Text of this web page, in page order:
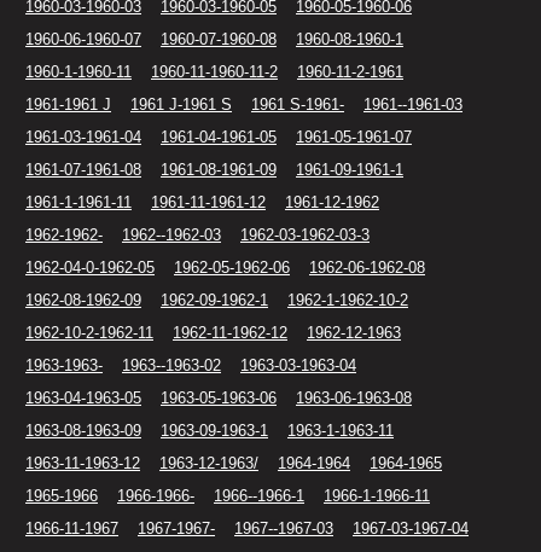
1960-03-1960-03
1960-03-1960-05
1960-05-1960-06
1960-06-1960-07
1960-07-1960-08
1960-08-1960-1
1960-1-1960-11
1960-11-1960-11-2
1960-11-2-1961
1961-1961 J
1961 J-1961 S 1961 S-1961-
1961--1961-03
1961-03-1961-04
1961-04-1961-05
1961-05-1961-07
1961-07-1961-08
1961-08-1961-09
1961-09-1961-1
1961-1-1961-11
1961-11-1961-12
1961-12-1962
1962-1962-
1962--1962-03
1962-03-1962-03-3
1962-04-0-1962-05
1962-05-1962-06
1962-06-1962-08
1962-08-1962-09
1962-09-1962-1
1962-1-1962-10-2
1962-10-2-1962-11
1962-11-1962-12
1962-12-1963
1963-1963-
1963--1963-02
1963-03-1963-04
1963-04-1963-05
1963-05-1963-06
1963-06-1963-08
1963-08-1963-09
1963-09-1963-1
1963-1-1963-11
1963-11-1963-12
1963-12-1963/ 1964-1964
1964-1965
1965-1966
1966-1966- 1966--1966-1
1966-1-1966-11
1966-11-1967
1967-1967- 1967--1967-03
1967-03-1967-04